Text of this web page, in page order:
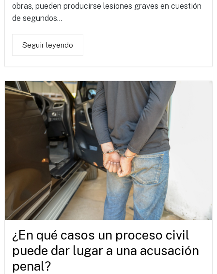
obras, pueden producirse lesiones graves en cuestión
de segundos...
Seguir leyendo
¿En qué casos un proceso civil
puede dar lugar a una acusación
penal?